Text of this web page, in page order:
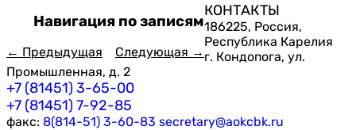
Навигация по записям
← Предыдущая Следующая →
КОНТАКТЫ
186225, Россия,
Республика Карелия
г. Кондопога, ул.
Промышленная, д. 2
+7 (81451) 3-65-00
+7 (81451) 7-92-85
факс: 8(814-51) 3-60-83 secretary@aokcbk.ru